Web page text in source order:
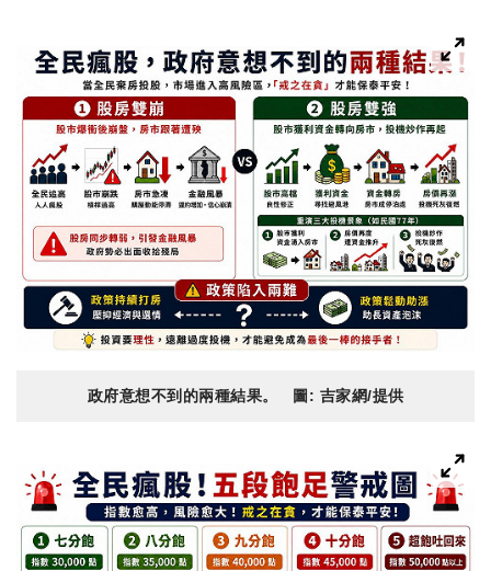
政府意想不到的兩種結果。 圖: 吉家網/提供